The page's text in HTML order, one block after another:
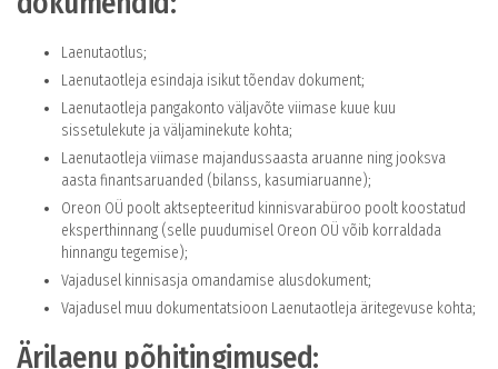
Laenutaotlus;
Laenutaotleja esindaja isikut tõendav dokument;
Laenutaotleja pangakonto väljavõte viimase kuue kuu
sissetulekute ja väljaminekute kohta;
Laenutaotleja viimase majandussaasta aruanne ning jooksva
aasta finantsaruanded (bilanss, kasumiaruanne);
Oreon OÜ poolt aktsepteeritud kinnisvarabüroo poolt koostatud
eksperthinnang (selle puudumisel Oreon OÜ võib korraldada
hinnangu tegemise);
Vajadusel kinnisasja omandamise alusdokument;
Vajadusel muu dokumentatsioon Laenutaotleja äritegevuse kohta;
Ärilaenu põhitingimused: